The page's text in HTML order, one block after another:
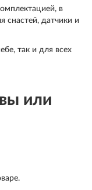
в
снастей, датчики и
так и для всех
или